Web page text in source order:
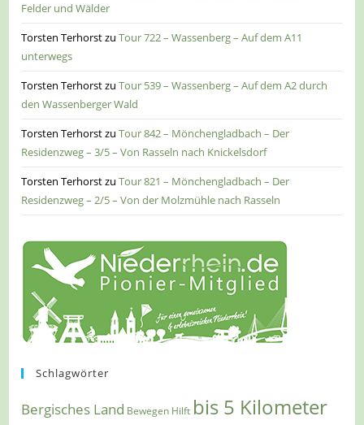
Felder und Wälder
Torsten TerhorstzuTour 722 – Wassenberg – Auf dem A11
unterwegs
Torsten TerhorstzuTour 539 – Wassenberg – Auf dem A2 durch
den Wassenberger Wald
Torsten TerhorstzuTour 842 – Mönchengladbach – Der
Residenzweg – 3/5 – Von Rasseln nach Knickelsdorf
Torsten TerhorstzuTour 821 – Mönchengladbach – Der
Residenzweg – 2/5 – Von der Molzmühle nach Rasseln
Schlagwörter
Bergisches Land Bewegen Hilft bis 5 Kilometer